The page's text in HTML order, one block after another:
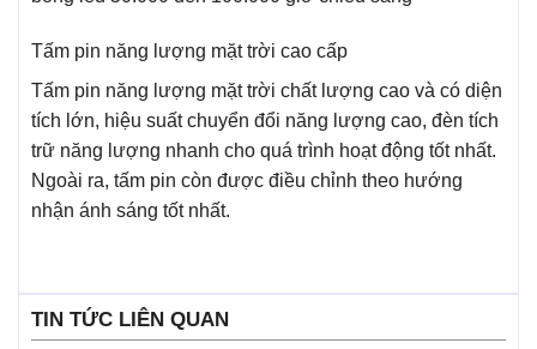
Tấm pin năng lượng mặt trời cao cấp
Tấm pin năng lượng mặt trời chất lượng cao và có diện
tích lớn, hiệu suất chuyển đổi năng lượng cao, đèn tích
trữ năng lượng nhanh cho quá trình hoạt động tốt nhất.
Ngoài ra, tấm pin còn được điều chỉnh theo hướng
nhận ánh sáng tốt nhất.
TIN TỨC LIÊN QUAN